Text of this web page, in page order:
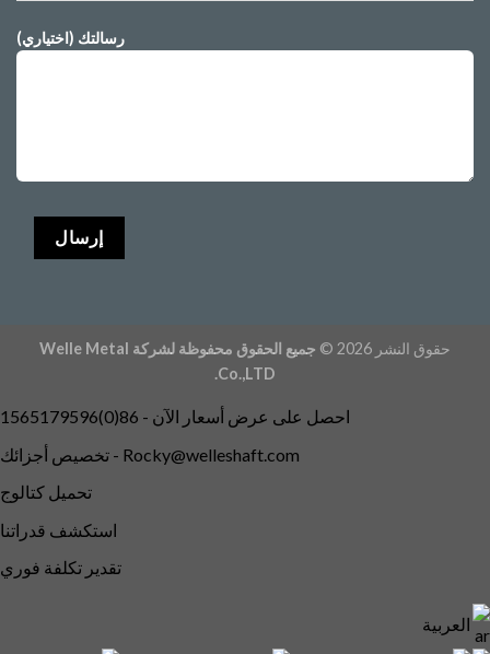
رسالتك (اختياري)
حقوق النشر 2026 ©
جميع الحقوق محفوظة لشركة Welle Metal
Co.,LTD.
احصل على عرض أسعار الآن - 86(0)1565179596
تخصيص أجزائك - Rocky@welleshaft.com
تحميل كتالوج
استكشف قدراتنا
تقدير تكلفة فوري
العربية